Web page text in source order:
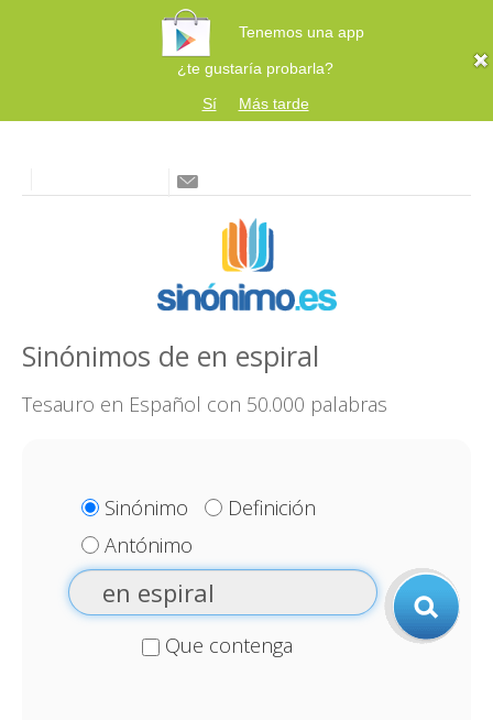
Tenemos una app
¿te gustaría probarla?
Sí
Más tarde
Sinónimos de en espiral
Tesauro en Español con 50.000 palabras
Sinónimo
Definición
Antónimo
Que contenga